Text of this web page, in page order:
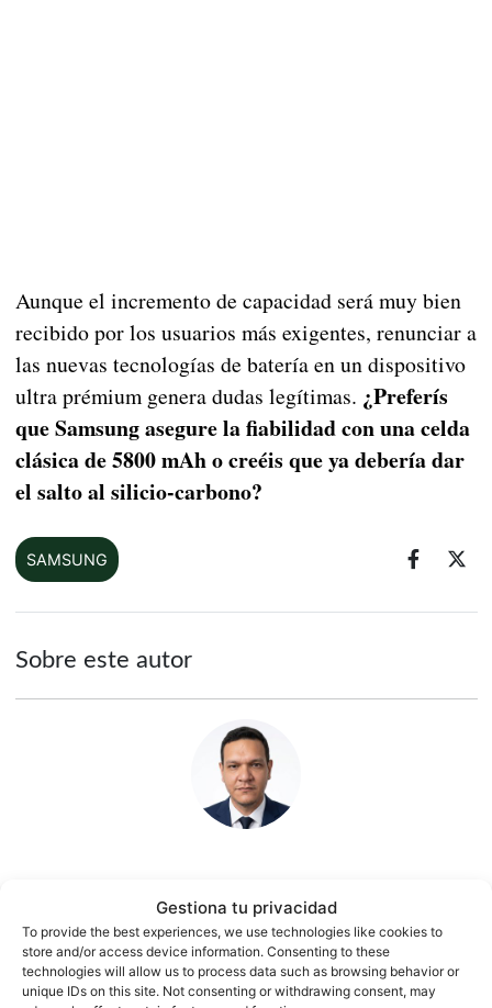
Gestiona tu privacidad
To provide the best experiences, we use technologies like cookies to
store and/or access device information. Consenting to these
technologies will allow us to process data such as browsing behavior or
unique IDs on this site. Not consenting or withdrawing consent, may
Aunque el incremento de capacidad será muy bien
recibido por los usuarios más exigentes, renunciar a
las nuevas tecnologías de batería en un dispositivo
ultra prémium genera dudas legítimas. ¿Preferís
que Samsung asegure la fiabilidad con una celda
clásica de 5800 mAh o creéis que ya debería dar
el salto al silicio-carbono?
SAMSUNG
Sobre este autor
1500 artículos publicados en ProAndroid desde 2020.
Periodista experto en tecnología y especializado en
móviles Android y telefonía, desde pequeño vive por y para
los gadgets, le encanta estar a la última y es redactor sobre